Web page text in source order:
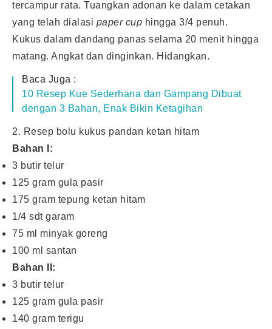
tercampur rata. Tuangkan adonan ke dalam cetakan
yang telah dialasi paper cup hingga 3/4 penuh.
Kukus dalam dandang panas selama 20 menit hingga
matang. Angkat dan dinginkan. Hidangkan.
Baca Juga :
10 Resep Kue Sederhana dan Gampang Dibuat
dengan 3 Bahan, Enak Bikin Ketagihan
2. Resep bolu kukus pandan ketan hitam
Bahan I:
3 butir telur
125 gram gula pasir
175 gram tepung ketan hitam
1/4 sdt garam
75 ml minyak goreng
100 ml santan
Bahan II:
3 butir telur
125 gram gula pasir
140 gram terigu